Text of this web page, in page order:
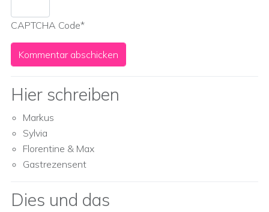
CAPTCHA Code*
Hier schreiben
Markus
Sylvia
Florentine & Max
Gastrezensent
Dies und das